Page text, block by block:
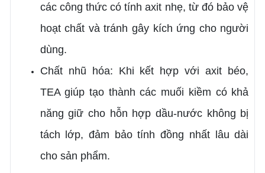
các công thức có tính axit nhẹ, từ đó bảo vệ
hoạt chất và tránh gây kích ứng cho người
dùng.
Chất nhũ hóa: Khi kết hợp với axit béo,
TEA giúp tạo thành các muối kiềm có khả
năng giữ cho hỗn hợp dầu-nước không bị
tách lớp, đảm bảo tính đồng nhất lâu dài
cho sản phẩm.